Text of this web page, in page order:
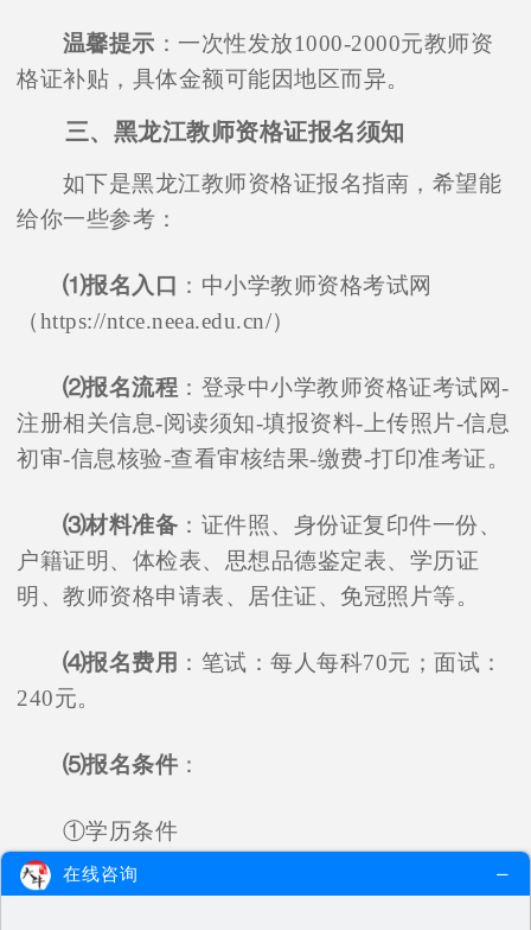
温馨提示 ：一次性发放1000-2000元教师资
格证补贴，具体金额可能因地区而异。
三、黑龙江教师资格证报名须知
如下是黑龙江教师资格证报名指南，希望能
给你一些参考：
⑴报名入口 ：中小学教师资格考试网
（https://ntce.neea.edu.cn/）
⑵报名流程 ：登录中小学教师资格证考试网-
注册相关信息-阅读须知-填报资料-上传照片-信息
初审-信息核验-查看审核结果-缴费-打印准考证。
⑶材料准备 ：证件照、身份证复印件一份、
户籍证明、体检表、思想品德鉴定表、学历证
明、教师资格申请表、居住证、免冠照片等。
⑷报名费用 ：笔试：每人每科70元；面试：
240元。
⑸报名条件 ：
①学历条件
1. 取得幼儿园教师资格，具备大专及其以上
在线咨询